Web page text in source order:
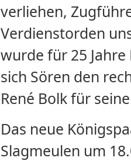
verliehen,
Verdienstorden
wurde für 25
sich Sören den
René Bolk für
Das neue
Slagmeulen um